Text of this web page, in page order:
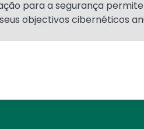
para a segurança
objectivos cibernéticos